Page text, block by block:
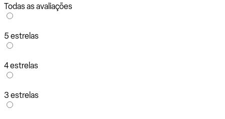
Todas as avaliações
5 estrelas
4 estrelas
3 estrelas